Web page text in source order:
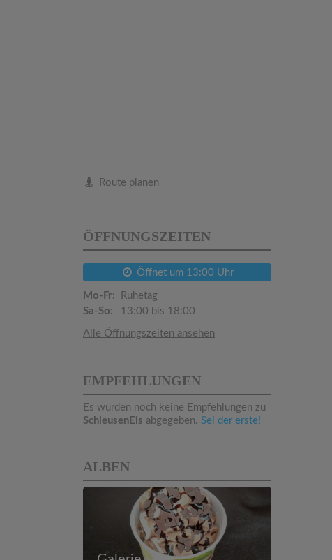
Route planen
ÖFFNUNGSZEITEN
Öffnet um 13:00 Uhr
Mo-Fr:
Ruhetag
Sa-So:
13:00 bis 18:00
Alle Öffnungszeiten ansehen
EMPFEHLUNGEN
Es wurden noch keine Empfehlungen zu
SchleusenEis abgegeben. Sei der erste!
ALBEN